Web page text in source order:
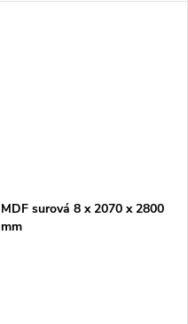
MDF surová 8 x 2070 x 2800
mm